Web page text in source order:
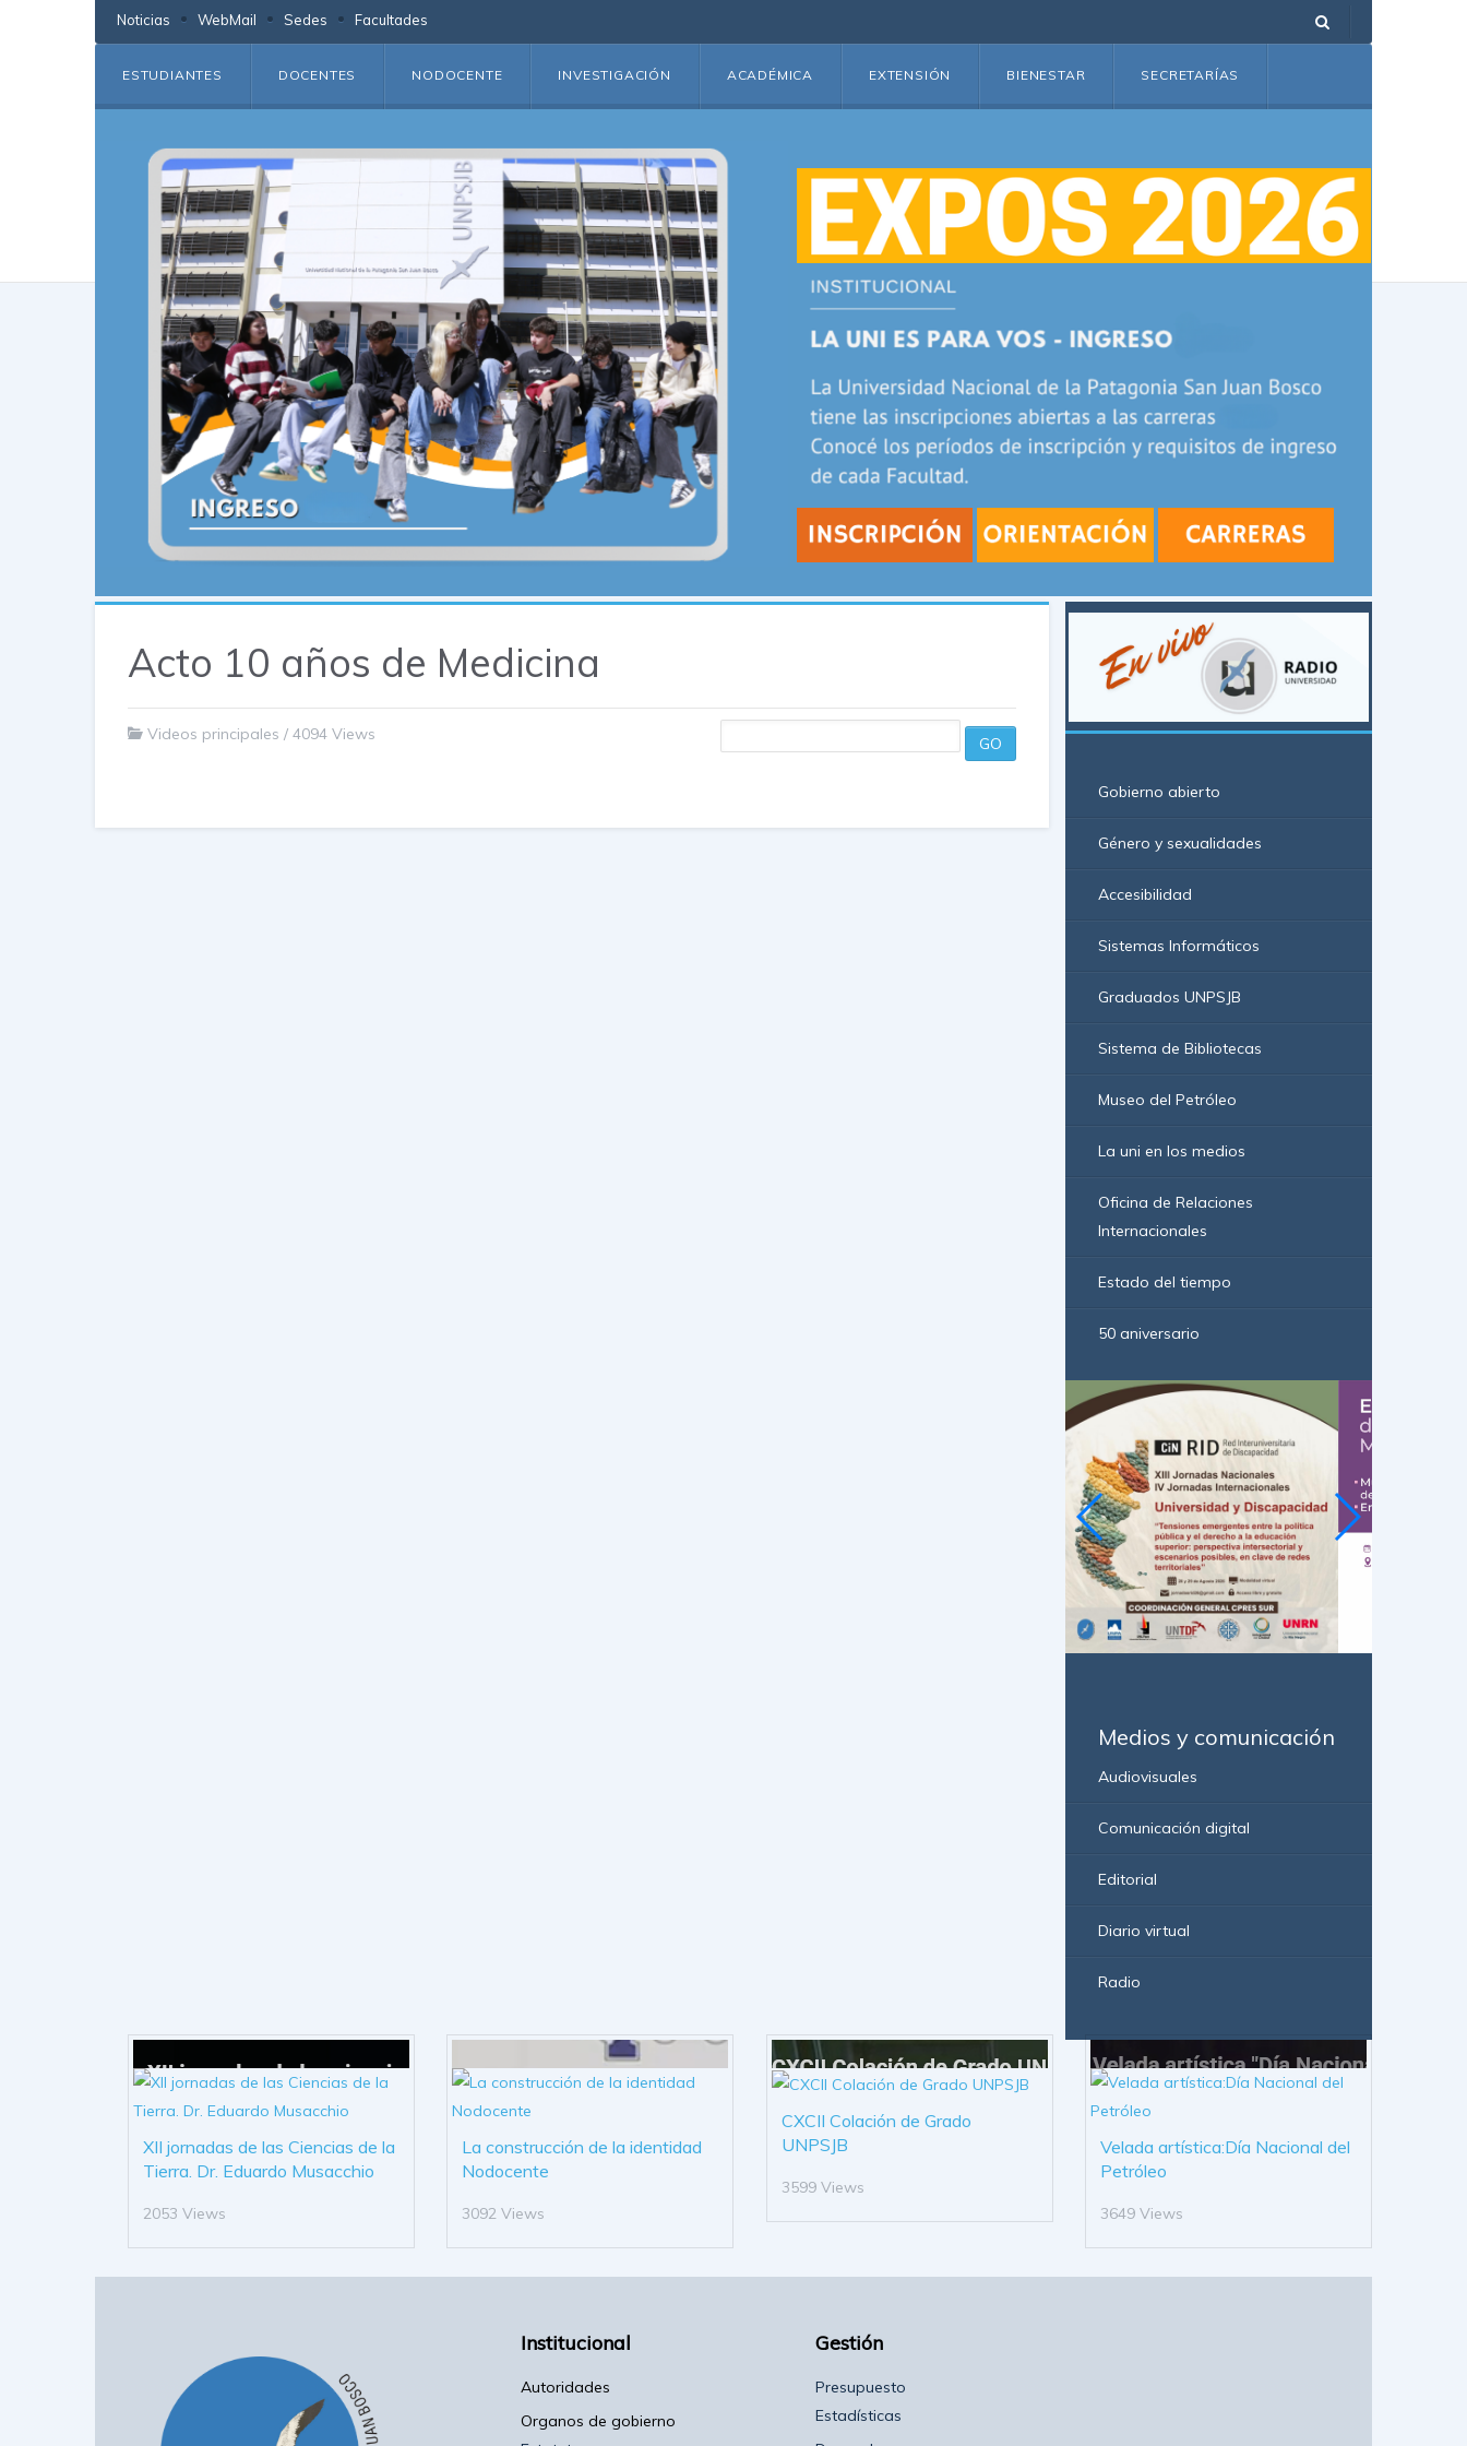
Noticias WebMail Sedes Facultades
ESTUDIANTES DOCENTES NODOCENTE INVESTIGACIÓN ACADÉMICA EXTENSIÓN BIENESTAR SECRETARÍAS
Acto 10 años de Medicina
Videos principales / 4094 Views GO
Gobierno abierto
Género y sexualidades
Accesibilidad
Sistemas Informáticos
Graduados UNPSJB
Sistema de Bibliotecas
Museo del Petróleo
La uni en los medios
Oficina de Relaciones
Internacionales
Estado del tiempo
50 aniversario
Medios y comunicación
Audiovisuales
Comunicación digital
Editorial
Diario virtual
Radio
XII jornadas de las Ciencias de la
Tierra. Dr. Eduardo Musacchio
2053 Views
La construcción de la identidad
Nodocente
3092 Views
CXCII Colación de Grado
UNPSJB
3599 Views
Velada artística:Día Nacional del
Petróleo
3649 Views
Institucional
Autoridades
Organos de gobierno
Gestión
Presupuesto
Estadísticas